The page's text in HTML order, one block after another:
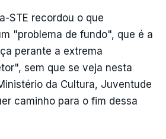
STE recordou o que
"problema de fundo", que é a
perante a extrema
sem que se veja nesta
da Cultura, Juventude
caminho para o fim dessa